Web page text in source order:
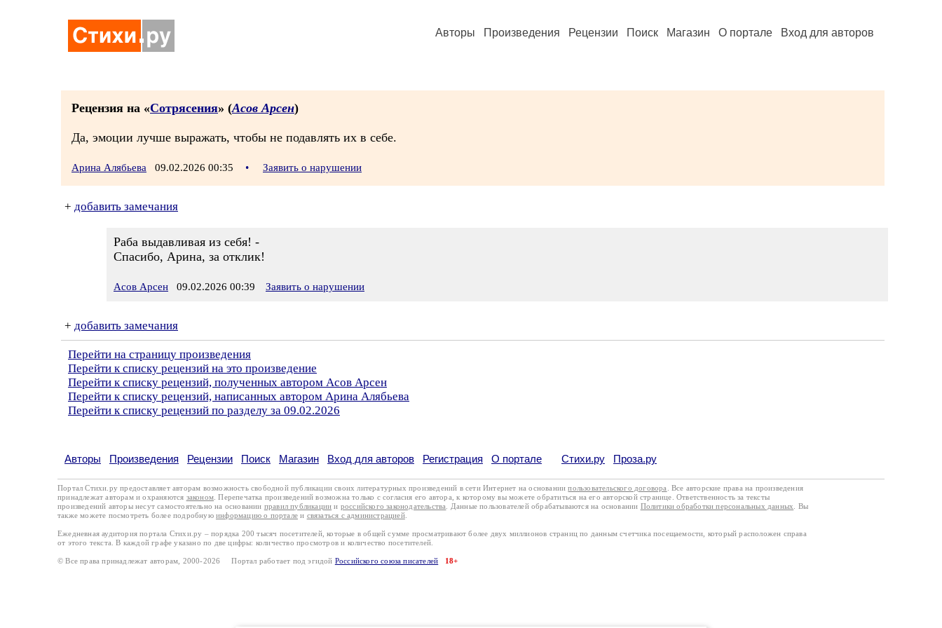
Авторы Произведения Рецензии Поиск Магазин О портале Вход для авторов
Рецензия на «Сотрясения» (Асов Арсен)
Да, эмоции лучше выражать, чтобы не подавлять их в себе.
Арина Алябьева 09.02.2026 00:35 • Заявить о нарушении
+ добавить замечания
Раба выдавливая из себя! -
Спасибо, Арина, за отклик!
Асов Арсен 09.02.2026 00:39 Заявить о нарушении
+ добавить замечания
Перейти на страницу произведения
Перейти к списку рецензий на это произведение
Перейти к списку рецензий, полученных автором Асов Арсен
Перейти к списку рецензий, написанных автором Арина Алябьева
Перейти к списку рецензий по разделу за 09.02.2026
Авторы Произведения Рецензии Поиск Магазин Вход для авторов Регистрация О портале Стихи.ру Проза.ру
Портал Стихи.ру предоставляет авторам возможность свободной публикации своих литературных произведений в сети Интернет на основаниипользовательского договора
. Все авторские права на произведения
принадлежат авторам и охраняются законом . Перепечатка произведений возможна только с согласия его автора, к которому вы можете обратиться на его авторской странице. Ответственность за тексты
произведений авторы несут самостоятельно на основании правил публикации и российского законодательства . Данные пользователей обрабатываются на основании Политики обработки персональных данных
. Вы
также можете посмотреть более подробную информацию о портале и связаться с администрацией.
Ежедневная аудитория портала Стихи.ру – порядка 200 тысяч посетителей, которые в общей сумме просматривают более двух миллионов страниц по данным счетчика посещаемости, который расположен справа
от этого текста. В каждой графе указано по две цифры: количество просмотров и количество посетителей.
© Все права принадлежат авторам, 2000-2026 Портал работает под эгидой Российского союза писателей 18+